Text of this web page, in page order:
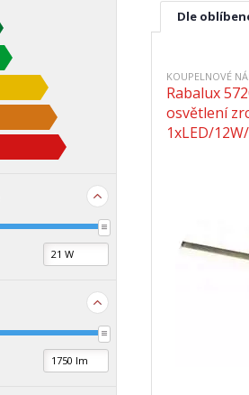
Dle
KOUPELNOVÉ
Rabalux
osvětlení
1xLED/